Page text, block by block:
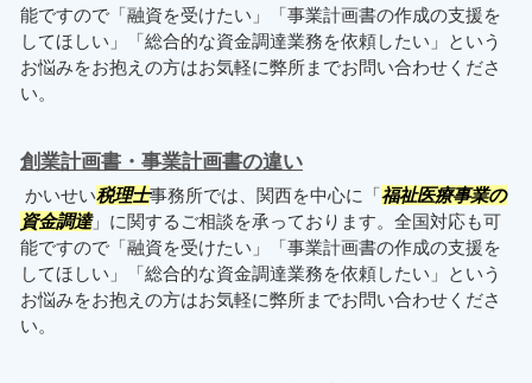
能ですので「融資を受けたい」「事業計画書の作成の支援を
してほしい」「総合的な資金調達業務を依頼したい」という
お悩みをお抱えの方はお気軽に弊所までお問い合わせくださ
い。
創業計画書・事業計画書の違い
かいせい税理士事務所では、関西を中心に「福祉医療事業の
資金調達」に関するご相談を承っております。全国対応も可
能ですので「融資を受けたい」「事業計画書の作成の支援を
してほしい」「総合的な資金調達業務を依頼したい」という
お悩みをお抱えの方はお気軽に弊所までお問い合わせくださ
い。